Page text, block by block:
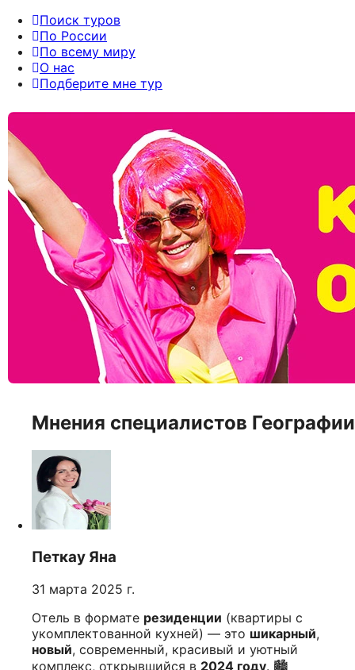
Поиск туров
По России
По всему миру
О нас
Подберите мне тур
Мнения специалистов Географии
Петкау Яна
31 марта 2025 г.
Отель в формате резиденции (квартиры с
укомплектованной кухней) — это шикарный,
новый, современный, красивый и уютный
комплекс, открывшийся в 2024 году. 🏙️